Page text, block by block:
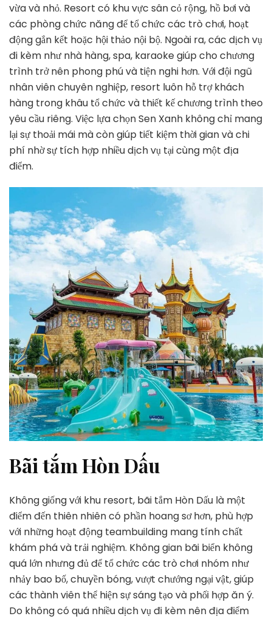
vừa và nhỏ. Resort có khu vực sân cỏ rộng, hồ bơi và
các phòng chức năng để tổ chức các trò chơi, hoạt
động gắn kết hoặc hội thảo nội bộ. Ngoài ra, các dịch vụ
đi kèm như nhà hàng, spa, karaoke giúp cho chương
trình trở nên phong phú và tiện nghi hơn. Với đội ngũ
nhân viên chuyên nghiệp, resort luôn hỗ trợ khách
hàng trong khâu tổ chức và thiết kế chương trình theo
yêu cầu riêng. Việc lựa chọn Sen Xanh không chỉ mang
lại sự thoải mái mà còn giúp tiết kiệm thời gian và chi
phí nhờ sự tích hợp nhiều dịch vụ tại cùng một địa
điểm.
Bãi tắm Hòn Dấu
Không giống với khu resort, bãi tắm Hòn Dấu là một
điểm đến thiên nhiên có phần hoang sơ hơn, phù hợp
với những hoạt động teambuilding mang tính chất
khám phá và trải nghiệm. Không gian bãi biển không
quá lớn nhưng đủ để tổ chức các trò chơi nhóm như
nhảy bao bố, chuyền bóng, vượt chướng ngại vật, giúp
các thành viên thể hiện sự sáng tạo và phối hợp ăn ý.
Do không có quá nhiều dịch vụ đi kèm nên địa điểm